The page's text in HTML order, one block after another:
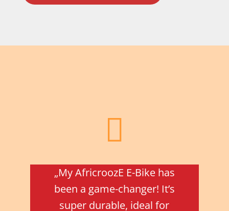

„My AfricroozE E-Bike has
been a game-changer! It’s
super durable, ideal for